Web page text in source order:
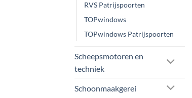
RVS Patrijspoorten
TOPwindows
TOPwindows Patrijspoorten
Scheepsmotoren en
techniek
Schoonmaakgerei